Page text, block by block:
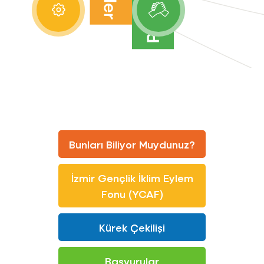
Bunları Biliyor Muydunuz?
İzmir Gençlik İklim Eylem
Fonu (YCAF)
Kürek Çekilişi
Başvurular
Üye Girişi